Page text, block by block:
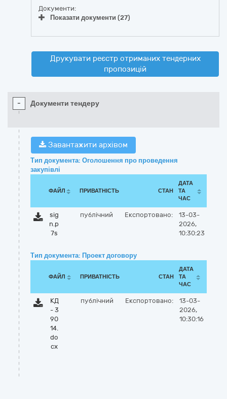
Документи:
Показати документи (27)
Друкувати реєстр отриманих тендерних
пропозицій
- Документи тендеру
Завантажити архівом
Тип документа: Оголошення про проведення
закупівлі
ФАЙЛ ПРИВАТНІСТЬ СТАН
ДАТА
ТА
ЧАС
sig
n.p
7s
публічний Експортовано:
13-03-
2026,
10:30:23
Тип документа: Проект договору
ФАЙЛ ПРИВАТНІСТЬ СТАН
ДАТА
ТА
ЧАС
КД
- 3
90
14.
do
cx
публічний Експортовано:
13-03-
2026,
10:30:16